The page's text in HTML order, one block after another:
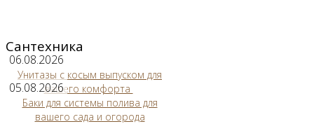
Сантехника
06.08.2026
Унитазы с косым выпуском для
вашего комфорта
05.08.2026
Баки для системы полива для
вашего сада и огорода